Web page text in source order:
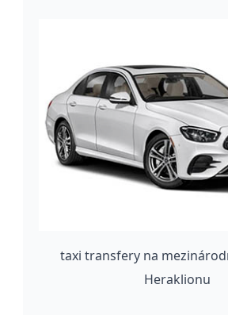
taxi transfery na
Heraklionu